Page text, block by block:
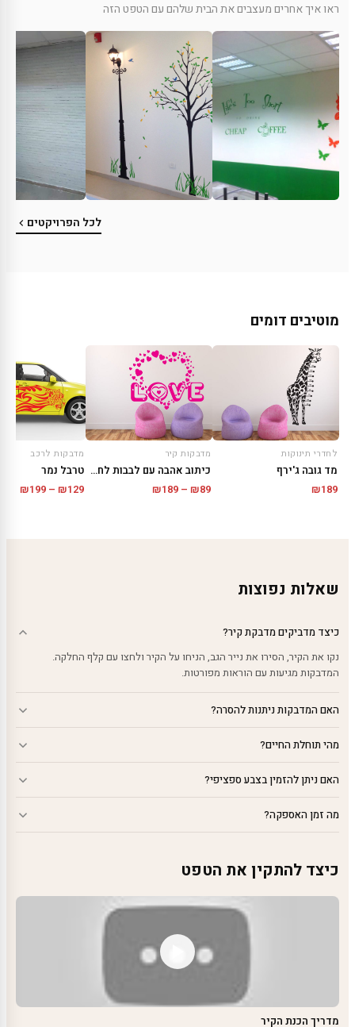
ראו איך אחרים מעצבים את הבית שלהם עם הטפט הזה
לכל הפרויקטים
מוטיבים דומים
לחדרי תינוקות
מד גובה ג'ירף
₪189
מדבקות קיר
כיתוב אהבה עם לבבות לחדר ילדים
₪89
–
₪189
מדבקות לרכב
טרבל נמר
₪129
–
₪199
שאלות נפוצות
כיצד מדביקים מדבקת קיר?
נקו את הקיר, הסירו את נייר הגב, הניחו על הקיר ולחצו עם קלף החלקה.
המדבקות מגיעות עם הוראות מפורטות.
האם המדבקות ניתנות להסרה?
מהי תוחלת החיים?
האם ניתן להזמין בצבע ספציפי?
מה זמן האספקה?
כיצד להתקין את הטפט
מדריך הכנת הקיר